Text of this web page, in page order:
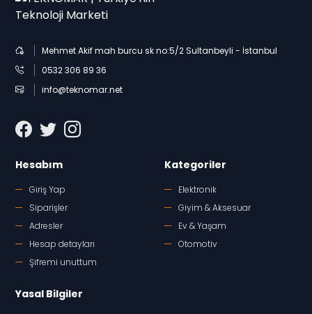
Mehmet Akif mah burcu sk no:5/2 Sultanbeyli - İstanbul
0532 306 89 36
info@teknomar.net
Hesabım
Giriş Yap
Siparişler
Adresler
Hesap detayları
Şifremi unuttum
Kategoriler
Elektronik
Giyim & Aksesuar
Ev & Yaşam
Otomotiv
Yasal Bilgiler